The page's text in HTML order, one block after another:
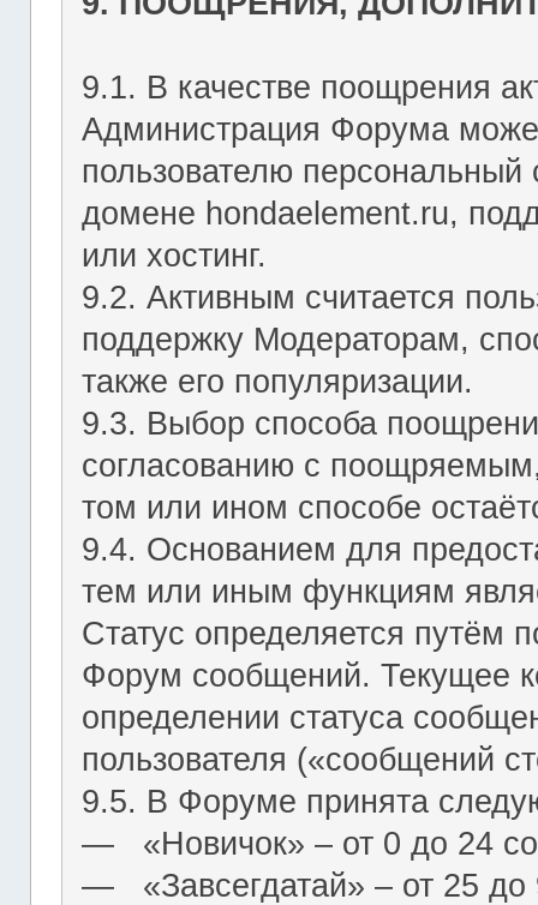
9.1. В качестве поощрения
Администрация Форума
пользователю персональный
домене hondaelement.ru,
или хостинг.
9.2. Активным считается
поддержку Модераторам,
также его популяризации.
9.3. Выбор способа
согласованию с
том или ином способе
9.4. Основанием для
тем или иным функциям
Статус определяется путём
Форум сообщений. Текущее
определении статуса
пользователя («сообщений
9.5. В Форуме принята
― «Новичок» – от 0 до 24
― «Завсегдатай» – от 25 до